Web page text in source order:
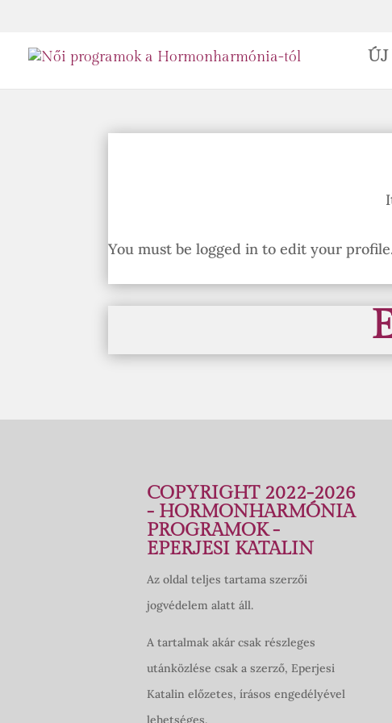
ÚJ
You must be logged in to edit your
COPYRIGHT 2022-2026
- HORMONHARMÓNIA
PROGRAMOK -
EPERJESI KATALIN
Az oldal teljes tartama szerzői
jogvédelem alatt áll.
A tartalmak akár csak részleges
utánközlése csak a szerző, Eperjesi
Katalin előzetes, írásos engedélyével
lehetséges.